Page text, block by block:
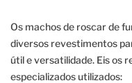
Os machos de roscar de
diversos revestimentos
útil e versatilidade. Eis os
especializados utilizados: